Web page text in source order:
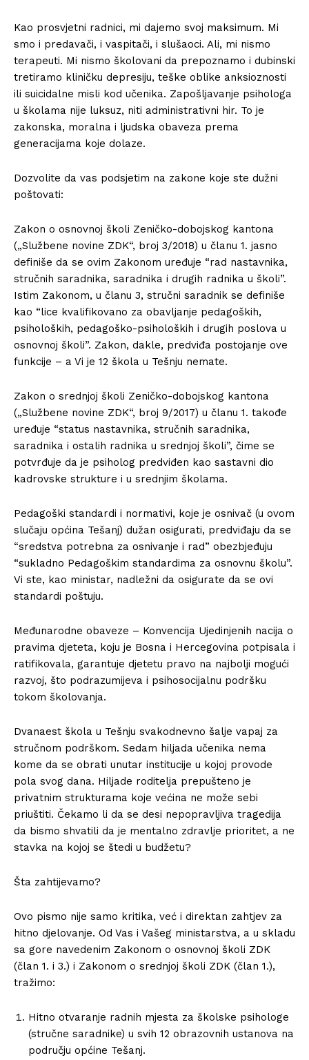
Kao prosvjetni radnici, mi dajemo svoj maksimum. Mi
smo i predavači, i vaspitači, i slušaoci. Ali, mi nismo
terapeuti. Mi nismo školovani da prepoznamo i dubinski
tretiramo kliničku depresiju, teške oblike anksioznosti
ili suicidalne misli kod učenika. Zapošljavanje psihologa
u školama nije luksuz, niti administrativni hir. To je
zakonska, moralna i ljudska obaveza prema
generacijama koje dolaze.
Dozvolite da vas podsjetim na zakone koje ste dužni
poštovati:
Zakon o osnovnoj školi Zeničko-dobojskog kantona
(„Službene novine ZDK“, broj 3/2018) u članu 1. jasno
definiše da se ovim Zakonom uređuje “rad nastavnika,
stručnih saradnika, saradnika i drugih radnika u školi”.
Istim Zakonom, u članu 3, stručni saradnik se definiše
kao “lice kvalifikovano za obavljanje pedagoških,
psiholoških, pedagoško-psiholoških i drugih poslova u
osnovnoj školi”. Zakon, dakle, predviđa postojanje ove
funkcije – a Vi je 12 škola u Tešnju nemate.
Zakon o srednjoj školi Zeničko-dobojskog kantona
(„Službene novine ZDK“, broj 9/2017) u članu 1. takođe
uređuje “status nastavnika, stručnih saradnika,
saradnika i ostalih radnika u srednjoj školi”, čime se
potvrđuje da je psiholog predviđen kao sastavni dio
kadrovske strukture i u srednjim školama.
Pedagoški standardi i normativi, koje je osnivač (u ovom
slučaju općina Tešanj) dužan osigurati, predviđaju da se
“sredstva potrebna za osnivanje i rad” obezbjeđuju
“sukladno Pedagoškim standardima za osnovnu školu”.
Vi ste, kao ministar, nadležni da osigurate da se ovi
standardi poštuju.
Međunarodne obaveze – Konvencija Ujedinjenih nacija o
pravima djeteta, koju je Bosna i Hercegovina potpisala i
ratifikovala, garantuje djetetu pravo na najbolji mogući
razvoj, što podrazumijeva i psihosocijalnu podršku
tokom školovanja.
Dvanaest škola u Tešnju svakodnevno šalje vapaj za
stručnom podrškom. Sedam hiljada učenika nema
kome da se obrati unutar institucije u kojoj provode
pola svog dana. Hiljade roditelja prepušteno je
privatnim strukturama koje većina ne može sebi
priuštiti. Čekamo li da se desi nepopravljiva tragedija
da bismo shvatili da je mentalno zdravlje prioritet, a ne
stavka na kojoj se štedi u budžetu?
Šta zahtijevamo?
Ovo pismo nije samo kritika, već i direktan zahtjev za
hitno djelovanje. Od Vas i Vašeg ministarstva, a u skladu
sa gore navedenim Zakonom o osnovnoj školi ZDK
(član 1. i 3.) i Zakonom o srednjoj školi ZDK (član 1.),
tražimo:
Hitno otvaranje radnih mjesta za školske psihologe
(stručne saradnike) u svih 12 obrazovnih ustanova na
području općine Tešanj.